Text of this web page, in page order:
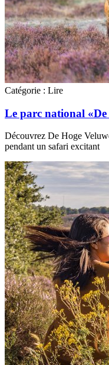
Catégorie : Lire
Le parc national «De
Découvrez De Hoge
pendant un safari excitant